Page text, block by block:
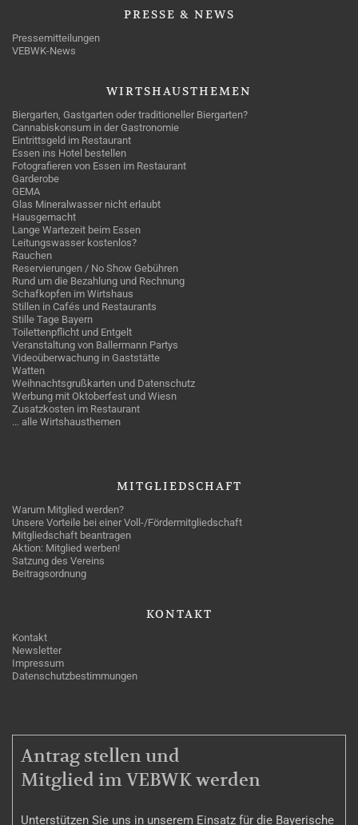
PRESSE & NEWS
Pressemitteilungen
VEBWK-News
WIRTSHAUSTHEMEN
Biergarten, Gastgarten oder traditioneller Biergarten?
Cannabiskonsum in der Gastronomie
Eintrittsgeld im Restaurant
Essen ins Hotel bestellen
Fotografieren von Essen im Restaurant
Garderobe
GEMA
Glas Mineralwasser nicht erlaubt
Hausgemacht
Lange Wartezeit beim Essen
Leitungswasser kostenlos?
Rauchen
Reservierungen / No Show Gebühren
Rund um die Bezahlung und Rechnung
Schafkopfen im Wirtshaus
Stillen in Cafés und Restaurants
Stille Tage Bayern
Toilettenpflicht und Entgelt
Veranstaltung von Ballermann Partys
Videoüberwachung in Gaststätte
Watten
Weihnachtsgrußkarten und Datenschutz
Werbung mit Oktoberfest und Wiesn
Zusatzkosten im Restaurant
… alle Wirtshausthemen
MITGLIEDSCHAFT
Warum Mitglied werden?
Unsere Vorteile bei einer Voll-/Fördermitgliedschaft
Mitgliedschaft beantragen
Aktion: Mitglied werben!
Satzung des Vereins
Beitragsordnung
KONTAKT
Kontakt
Newsletter
Impressum
Datenschutzbestimmungen
MITGLIEDSCHAFT
Antrag stellen und
Mitglied im VEBWK werden
Unterstützen Sie uns in unserem Einsatz für die Bayerische